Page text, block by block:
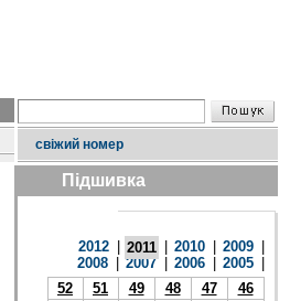
свіжий номер
Підшивка
2012 2011 2010 2009
2008
2007 2006 2005
52
51 49 48 47
46